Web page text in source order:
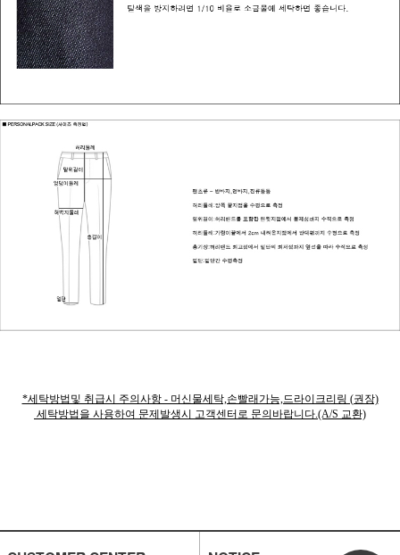
*세탁방법및 취급시 주의사항 - 머신물세탁,손빨래가능,드라이크리링 (권장)
세탁방법을 사용하여 문제발생시 고객센터로 문의바랍니다.(A/S 교환)